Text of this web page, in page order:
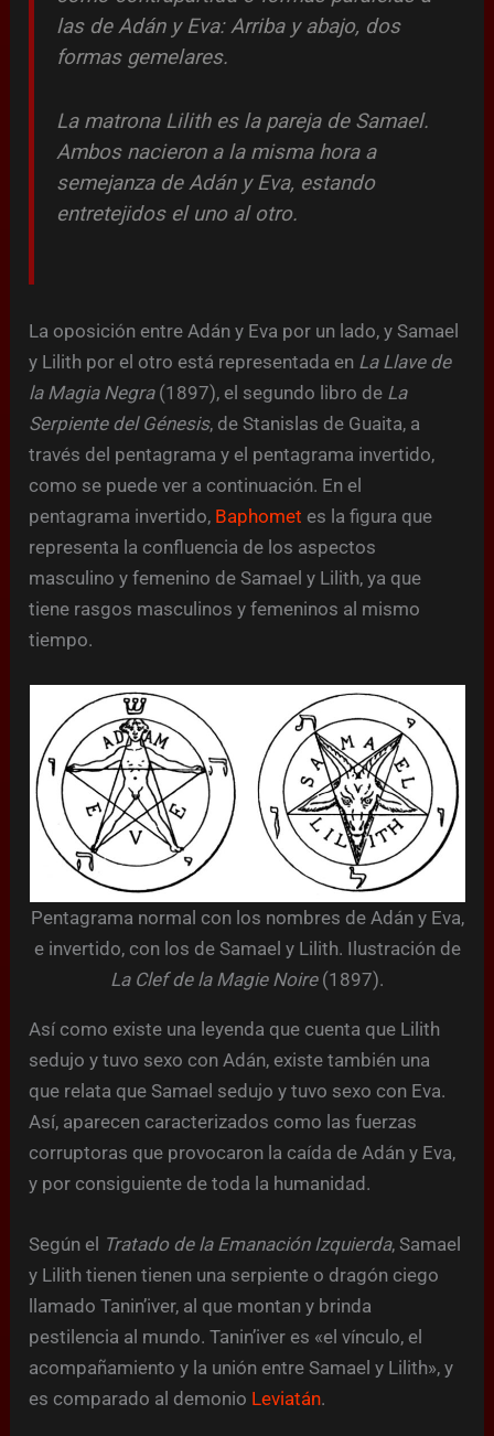
las de Adán y Eva: Arriba y abajo, dos
formas gemelares.
La matrona Lilith es la pareja de Samael.
Ambos nacieron a la misma hora a
semejanza de Adán y Eva, estando
entretejidos el uno al otro.
La oposición entre Adán y Eva por un lado, y Samael
y Lilith por el otro está representada en La Llave de
la Magia Negra(1897), el segundo libro de La
Serpiente del Génesis, de Stanislas de Guaita, a
través del pentagrama y el pentagrama invertido,
como se puede ver a continuación. En el
pentagrama invertido, Baphomet es la figura que
representa la confluencia de los aspectos
masculino y femenino de Samael y Lilith, ya que
tiene rasgos masculinos y femeninos al mismo
tiempo.
Pentagrama normal con los nombres de Adán y Eva,
e invertido, con los de Samael y Lilith. Ilustración de
La Clef de la Magie Noire(1897).
Así como existe una leyenda que cuenta que Lilith
sedujo y tuvo sexo con Adán, existe también una
que relata que Samael sedujo y tuvo sexo con Eva.
Así, aparecen caracterizados como las fuerzas
corruptoras que provocaron la caída de Adán y Eva,
y por consiguiente de toda la humanidad.
Según el Tratado de la Emanación Izquierda, Samael
y Lilith tienen tienen una serpiente o dragón ciego
llamado Tanin’iver, al que montan y brinda
pestilencia al mundo. Tanin’iver es «el vínculo, el
acompañamiento y la unión entre Samael y Lilith», y
es comparado al demonio Leviatán.